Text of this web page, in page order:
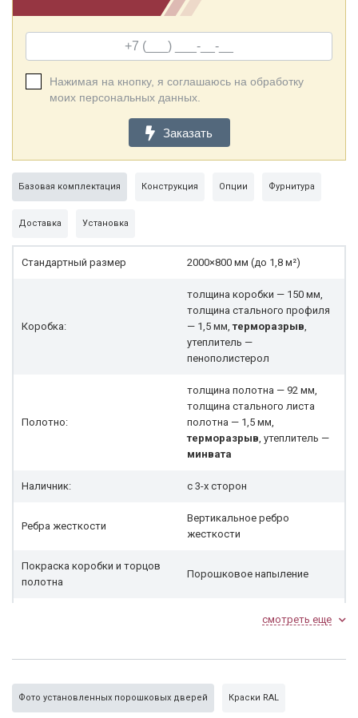
Нажимая на кнопку, я соглашаюсь на обработку
моих персональных данных.
Заказать
Базовая комплектация Конструкция Опции Фурнитура
Доставка Установка
Стандартный размер 2000×800 мм (до 1,8 м²)
Коробка:
толщина коробки — 150 мм,
толщина стального профиля
— 1,5 мм,терморазрыв,
утеплитель —
пенополистерол
Полотно:
толщина полотна — 92 мм,
толщина стального листа
полотна — 1,5 мм,
терморазрыв, утеплитель —
минвата
Наличник: с 3-х сторон
Ребра жесткости
Вертикальное ребро
жесткости
Покраска коробки и торцов
полотна
Порошковое напыление
устройства
Резиновый уплотнитель 3 контура
смотреть еще
Фото установленных порошковых дверей Краски RAL